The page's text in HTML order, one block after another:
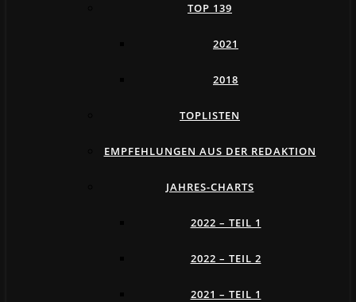
TOP 139
2021
2018
TOPLISTEN
EMPFEHLUNGEN AUS DER REDAKTION
JAHRES-CHARTS
2022 – TEIL 1
2022 – TEIL 2
2021 – TEIL 1